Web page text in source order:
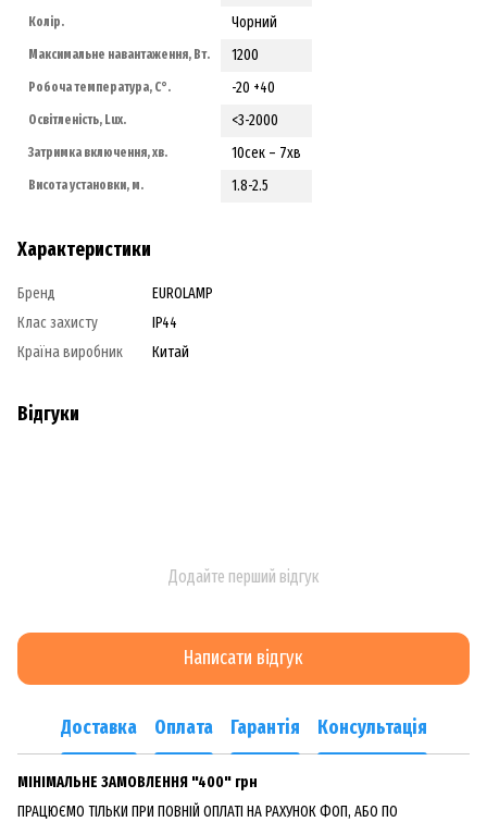
Колір. Чорний
Максимальне навантаження, Вт. 1200
Робоча температура, С°. -20 +40
Освітленість, Lux. <3-2000
Затримка включення, хв. 10сек – 7хв
Висота установки, м. 1.8-2.5
Характеристики
Бренд
EUROLAMP
Клас захисту
IP44
Країна виробник
Китай
Відгуки
Додайте перший відгук
Написати відгук
Доставка Оплата Гарантія Консультація
МІНІМАЛЬНЕ ЗАМОВЛЕННЯ "400" грн
ПРАЦЮЄМО ТІЛЬКИ ПРИ ПОВНІЙ ОПЛАТІ НА РАХУНОК ФОП, АБО ПО